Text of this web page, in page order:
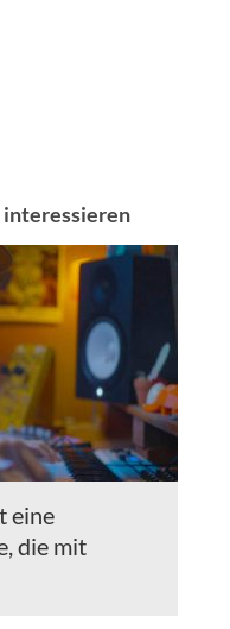
interessieren
eine
die mit